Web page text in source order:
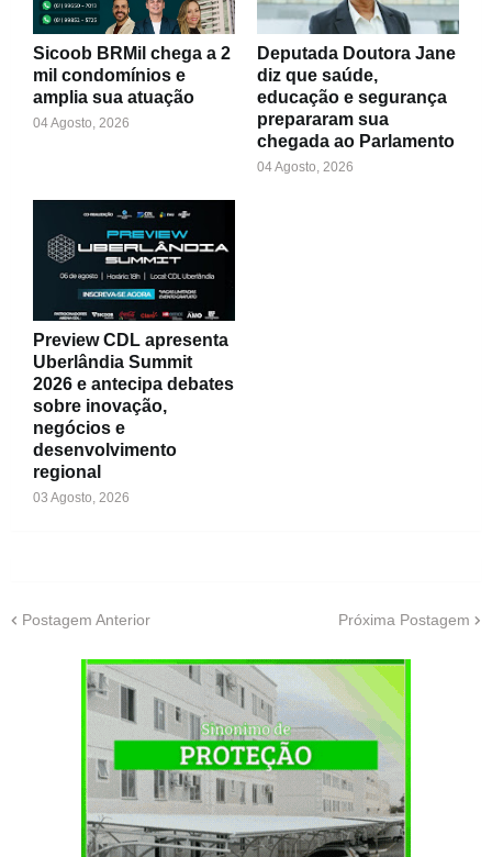
Sicoob BRMil chega a 2
mil condomínios e
amplia sua atuação
04 Agosto, 2026
Deputada Doutora Jane
diz que saúde,
educação e segurança
prepararam sua
chegada ao Parlamento
04 Agosto, 2026
Preview CDL apresenta
Uberlândia Summit
2026 e antecipa debates
sobre inovação,
negócios e
desenvolvimento
regional
03 Agosto, 2026
Postagem Anterior Próxima Postagem